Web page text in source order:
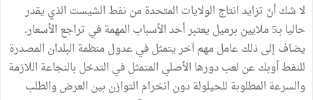
لا شك أنّ تزايد انتاج الولايات المتحدة من نفط الشيست الذي يقدر
حاليا بـ5 ملايين برميل يعتبر أحد الأسباب المهمة في تراجع الأسعار.
يضاف إلى ذلك عامل مهم آخر يتمثل في عدول منظمة البلدان المصدرة
للنفط أوبك عن لعب دورها الأصلي المتمثل في التدخل بالنجاعة اللازمة
والسرعة المطلوبة للحيلولة دون انخرام التوازن بين العرض والطلب